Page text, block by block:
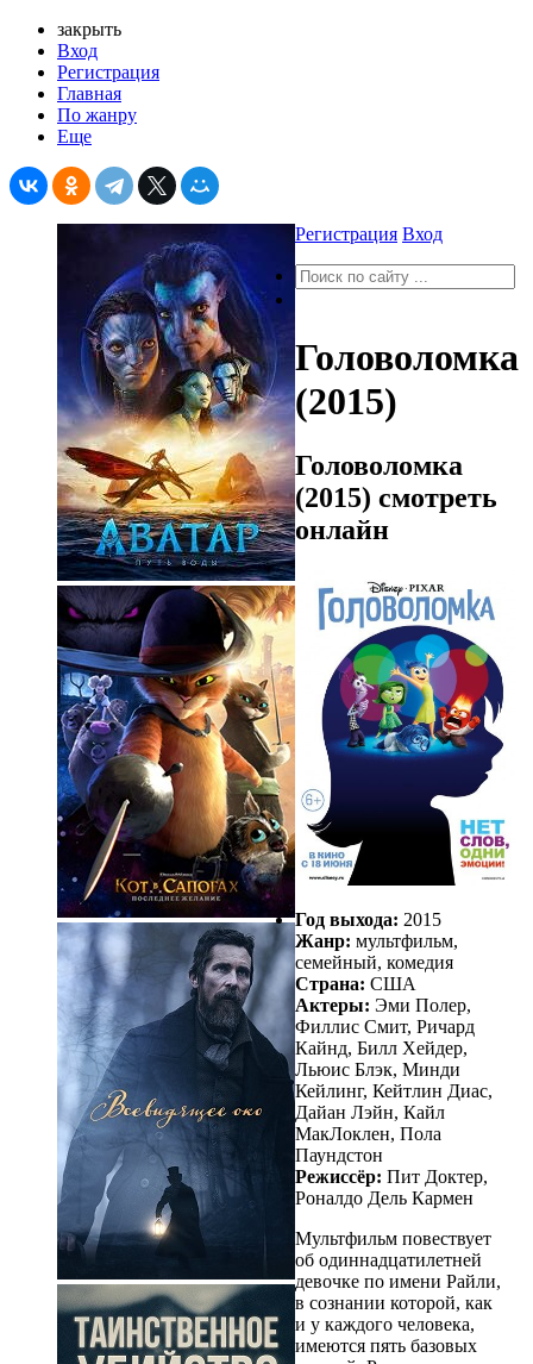
закрыть
Вход
Регистрация
Главная
По жанру
Еще
Регистрация Вход
Головоломка
(2015)
Головоломка
(2015) смотреть
онлайн
Год выхода: 2015
Жанр: мультфильм,
семейный, комедия
Страна: США
Актеры: Эми Полер,
Филлис Смит, Ричард
Кайнд, Билл Хейдер,
Льюис Блэк, Минди
Кейлинг, Кейтлин Диас,
Дайан Лэйн, Кайл
МакЛоклен, Пола
Паундстон
Режиссёр: Пит Доктер,
Роналдо Дель Кармен
Мультфильм повествует
об одиннадцатилетней
девочке по имени Райли,
в сознании которой, как
и у каждого человека,
имеются пять базовых